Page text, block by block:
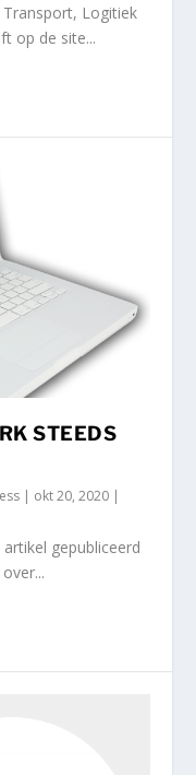
Logitiek
op de site...
STEEDS
| okt 20, 2020 |
gepubliceerd